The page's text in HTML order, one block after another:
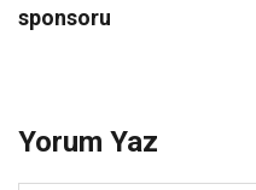
sponsoru
Yorum Yaz